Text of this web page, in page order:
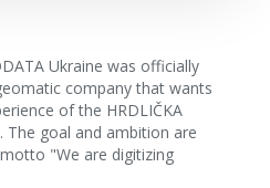
Ukraine was officially
company that wants
of the HRDLIČKA
The goal and ambition are
"We are digitizing